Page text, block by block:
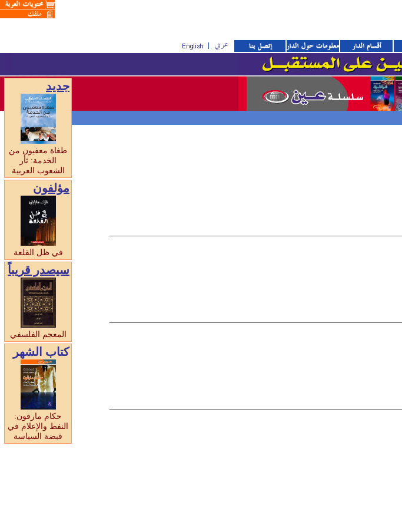
جديد
طغاة معفيون من
الخدمة: ثأر
الشعوب العربية
مؤلفون
في ظل القلعة
سيصدر قريبا
المعجم الفلسفي
كتاب الشهر
حكام مارقون:
النفط والإعلام في
قبضة السياسة